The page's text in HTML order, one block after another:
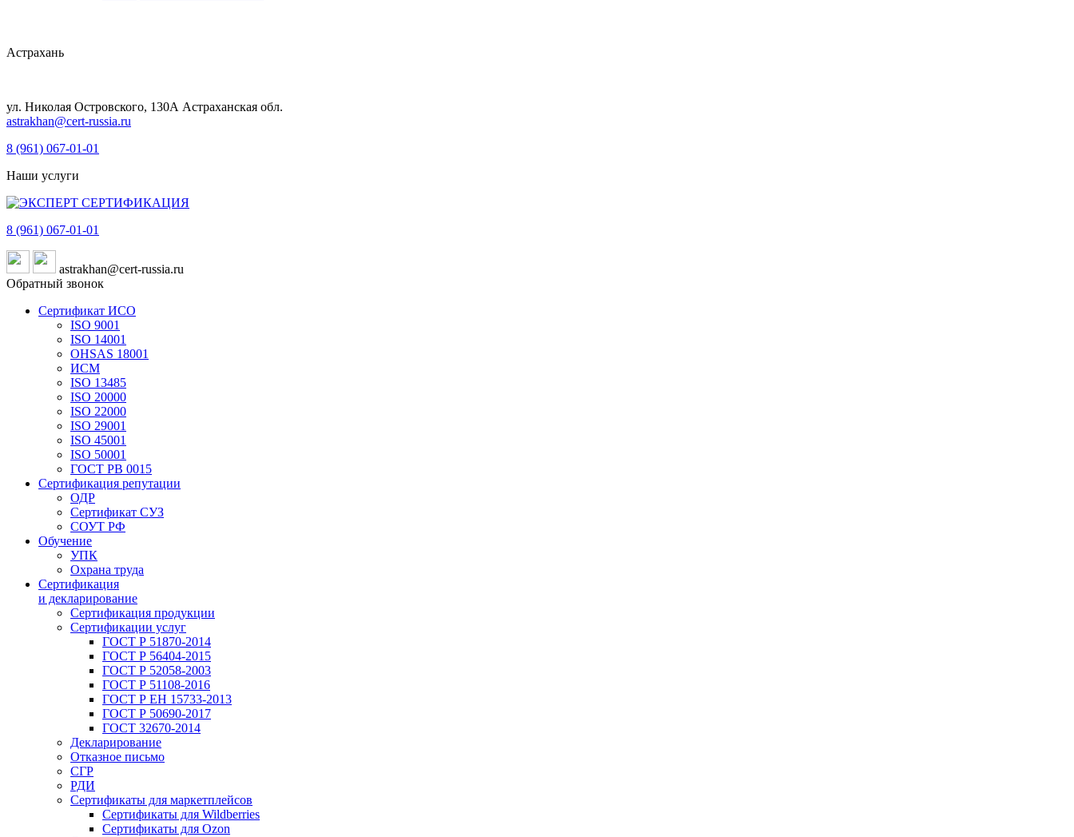
Астрахань
ул. Николая Островского, 130А Астраханская обл.
astrakhan@cert-russia.ru
8 (961) 067-01-01
Наши услуги
8 (961) 067-01-01
astrakhan@cert-russia.ru
Обратный звонок
Сертификат ИСО
ISO 9001
ISO 14001
OHSAS 18001
ИСМ
ISO 13485
ISO 20000
ISO 22000
ISO 29001
ISO 45001
ISO 50001
ГОСТ РВ 0015
Сертификация репутации
ОДР
Сертификат СУЗ
СОУТ РФ
Обучение
УПК
Охрана труда
Сертификация
и декларирование
Сертификация продукции
Сертификации услуг
ГОСТ Р 51870-2014
ГОСТ Р 56404-2015
ГОСТ Р 52058-2003
ГОСТ Р 51108-2016
ГОСТ Р ЕН 15733-2013
ГОСТ Р 50690-2017
ГОСТ 32670-2014
Декларирование
Отказное письмо
СГР
РДИ
Сертификаты для маркетплейсов
Сертификаты для Wildberries
Сертификаты для Ozon